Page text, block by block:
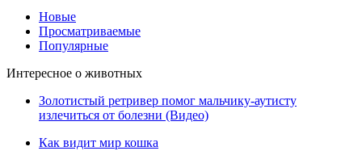
Новые
Просматриваемые
Популярные
Интересное о животных
Золотистый ретривер помог мальчику-аутисту
излечиться от болезни (Видео)
Как видит мир кошка